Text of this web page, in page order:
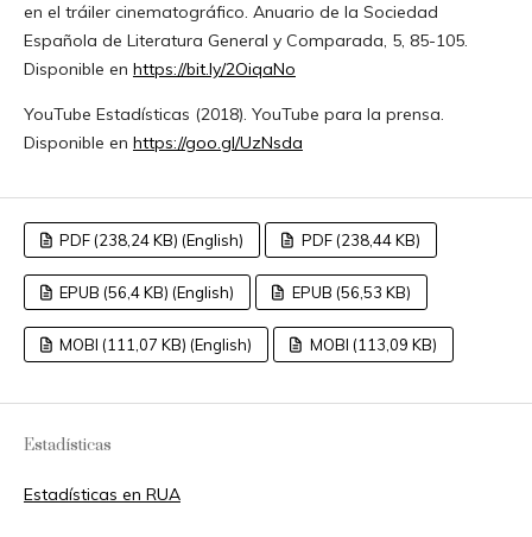
en el tráiler cinematográfico. Anuario de la Sociedad
Española de Literatura General y Comparada, 5, 85-105.
Disponible en https://bit.ly/2OiqaNo
YouTube Estadísticas (2018). YouTube para la prensa.
Disponible en https://goo.gl/UzNsda
PDF (238,24 KB) (English) PDF (238,44 KB)
EPUB (56,4 KB) (English) EPUB (56,53 KB)
MOBI (111,07 KB) (English) MOBI (113,09 KB)
Estadísticas
Estadísticas en RUA